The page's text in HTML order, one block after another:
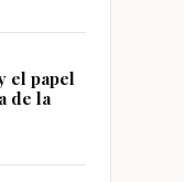
el papel
de la